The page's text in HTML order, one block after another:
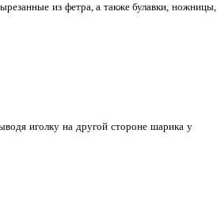
из фетра, а также булавки, ножницы,
иголку на другой стороне шарика у